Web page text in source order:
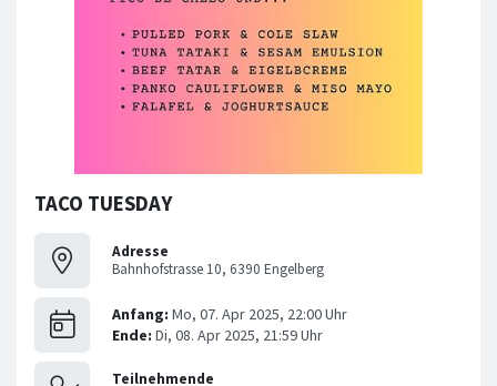
TACO TUESDAY
Adresse
Bahnhofstrasse 10, 6390 Engelberg